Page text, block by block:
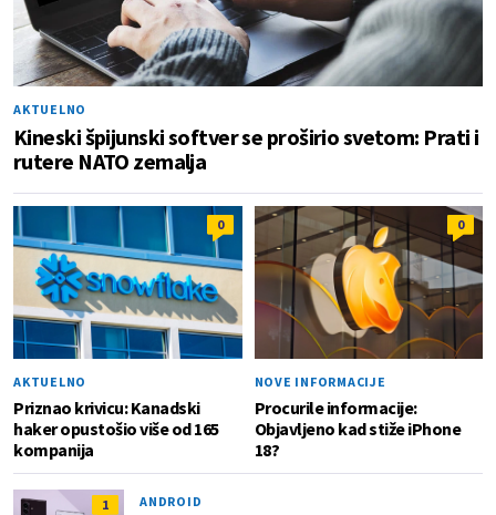
AKTUELNO
Kineski špijunski softver se proširio svetom: Prati i
rutere NATO zemalja
0
AKTUELNO
Priznao krivicu: Kanadski
haker opustošio više od 165
kompanija
0
NOVE INFORMACIJE
Procurile informacije:
Objavljeno kad stiže iPhone
18?
1 ANDROID